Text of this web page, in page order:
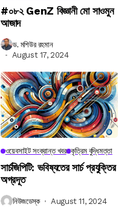
#০৮২ GenZ বিজ্ঞানী মো সাওমুন
আজাদ
ড. মশিউর রহমান
August 17, 2024
ওয়েবসাইট সংক্রান্ত খবর কৃত্রিম বুদ্ধিমত্তা
সার্চজিপিটি: ভবিষ্যতের সার্চ প্রযুক্তির
অগ্রদূত
নিউজডেস্ক August 11, 2024